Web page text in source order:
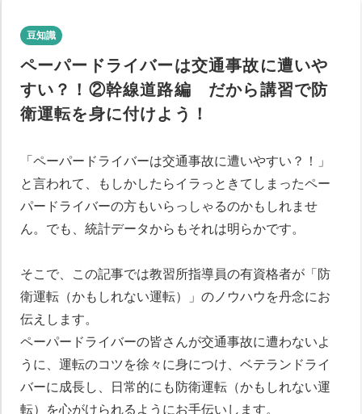
豆知識
ペーパードライバーは交通事故に遭いや
すい？！②幹線道路編 だから講習で防
衛運転を身に付けよう！
「ペーパードライバーは交通事故に遭いやすい？！」
と言われて、もしかしたらイラっときてしまったペー
パードライバーの方もいらっしゃるのかもしれませ
ん。でも、統計データからもそれは明らかです。
そこで、この記事では教習所指導員の有資格者が「防
衛運転（かもしれない運転）」のノウハウを丹念にお
伝えします。
ペーパードライバーの皆さんが交通事故に遭わないよ
うに、運転のコツを徐々に身につけ、ベテランドライ
バーに成長し、日常的にも防衛運転（かもしれない運
転）を心がけられるようにお手伝いします。